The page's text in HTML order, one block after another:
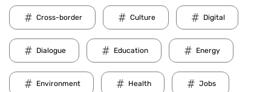
Cross-border Culture Digital
Dialogue Education Energy
Environment Health Jobs